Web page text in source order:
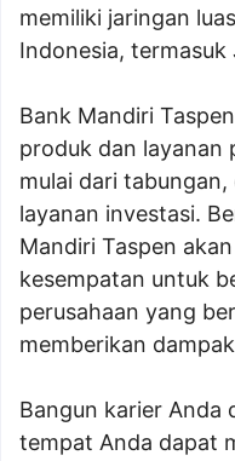
memiliki jaringan
Indonesia, termasuk
Bank Mandiri
produk dan layanan
mulai dari
layanan investasi.
Mandiri Taspen
kesempatan untuk
perusahaan yang
memberikan
Bangun karier Anda
tempat Anda dapat